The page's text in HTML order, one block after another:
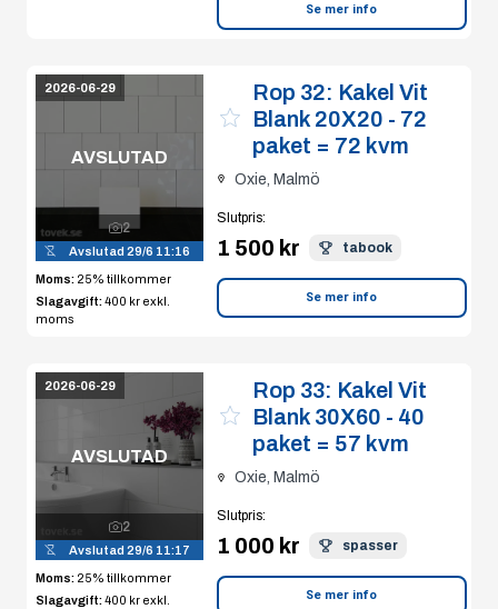
Se mer info
2026-06-29
AVSLUTAD
2
Avslutad29/6 11:16
Moms: 25% tillkommer
Slagavgift:400 kr exkl.
moms
Rop 32: Kakel Vit
Blank 20X20 - 72
paket = 72 kvm
Oxie, Malmö
Slutpris:
1 500 kr tabook
Se mer info
2026-06-29
AVSLUTAD
2
Avslutad29/6 11:17
Moms: 25% tillkommer
Slagavgift:400 kr exkl.
Rop 33: Kakel Vit
Blank 30X60 - 40
paket = 57 kvm
Oxie, Malmö
Slutpris:
1 000 kr spasser
Se mer info